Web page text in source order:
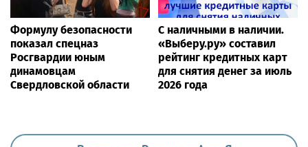
Формулу безопасности
показал спецназ
Росгвардии юным
динамовцам
Свердловской области
С наличными в наличии.
«Выберу.ру» составил
рейтинг кредитных карт
для снятия денег за июль
2026 года